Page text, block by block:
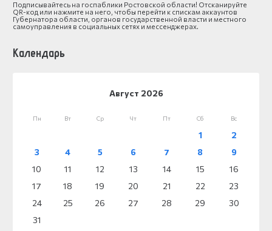
Подписывайтесь на госпаблики Ростовской области! Отсканируйте
QR-код или нажмите на него, чтобы перейти к спискам аккаунтов
Губернатора области, органов государственной власти и местного
самоуправления в социальных сетях и мессенджерах.
Календарь
Август 2026
Пн Вт Ср Чт Пт Сб Вс
1
2
3
4 5 6 7 8
9
10
11 12 13 14 15
16
17
18 19 20 21 22
23
24
25 26 27 28 29
30
31